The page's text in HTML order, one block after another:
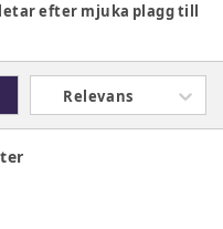
efter mjuka plagg till
för förskolan eller
överdelar och underdelar
och fina
som ger barnet
Relevans